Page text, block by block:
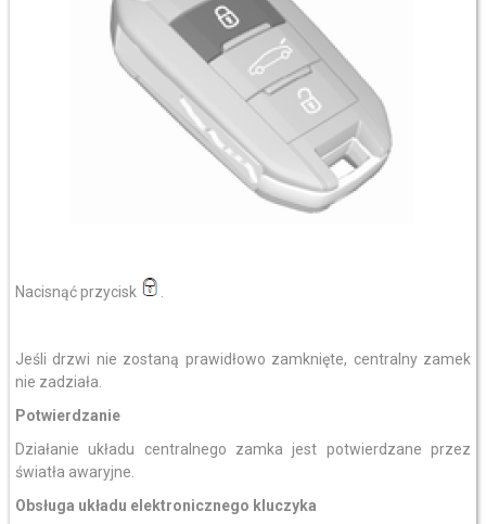
Nacisnąć przycisk
Jeśli drzwi nie zostaną prawidłowo zamknięte, centralny zamek
nie zadziała.
Potwierdzanie
Działanie układu centralnego zamka jest potwierdzane przez
światła awaryjne.
Obsługa układu elektronicznego kluczyka